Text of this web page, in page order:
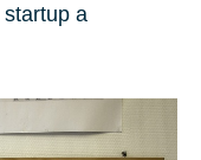
a